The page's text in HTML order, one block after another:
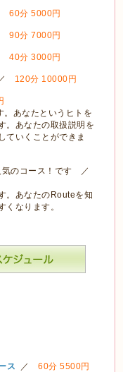
60分 5000円
90分 7000円
40分 3000円
／ 120分 10000円
。あなたというヒトを
。あなたの取扱説明を
ていくことができま
気のコース！です ／
。あなたのRouteを知
くなります。
ス ／60分 5500円